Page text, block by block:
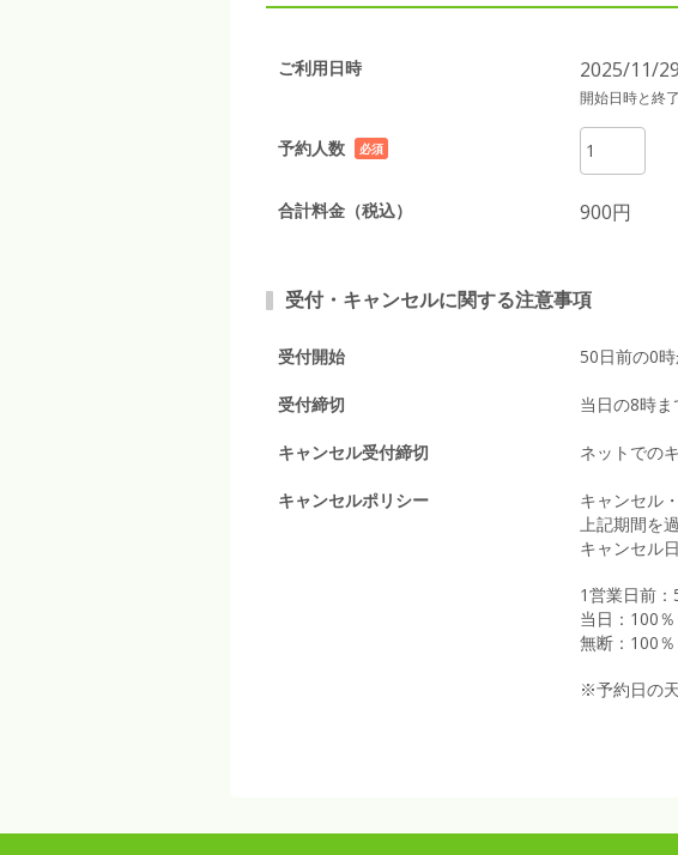
ご利用日時 2025/11/
開始日時と終
予約人数
必須
合計料金（税込） 900円
受付・キャンセルに関する注意事項
受付開始 50日前の0
受付締切 当日の8時
キャンセル受付締切 ネットでの
キャンセルポリシー
キャンセル
上記期間を
キャンセル
1営業日前：
当日：100％
無断：100％
※予約日の